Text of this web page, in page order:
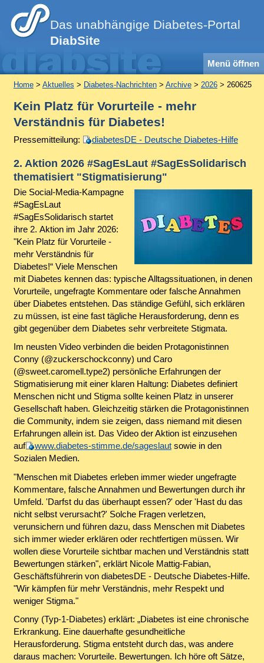
Das unabhängige Diabetes-Portal
DiabSite
Menü öffnen
Home> Aktuelles > Diabetes-Nachrichten> Archive> 2026> 260625
Kein Platz für Vorurteile - mehr
Verständnis für Diabetes!
Pressemitteilung: diabetesDE - Deutsche Diabetes-Hilfe
2. Aktion 2026 #SagEsLaut #SagEsSolidarisch
thematisiert "Stigmatisierung"
Die Social-Media-Kampagne
#SagEsLaut
#SagEsSolidarisch startet
ihre 2. Aktion im Jahr 2026:
"Kein Platz für Vorurteile -
mehr Verständnis für
Diabetes!“ Viele Menschen
mit Diabetes kennen das: typische Alltagssituationen, in denen
Vorurteile, ungefragte Kommentare oder falsche Annahmen
über Diabetes entstehen. Das ständige Gefühl, sich erklären
zu müssen, ist eine fast tägliche Herausforderung, denn es
gibt gegenüber dem Diabetes sehr verbreitete Stigmata.
Im neusten Video verbinden die beiden Protagonistinnen
Conny (@zuckerschockconny) und Caro
(@sweet.caromell.type2) persönliche Erfahrungen der
Stigmatisierung mit einer klaren Haltung: Diabetes definiert
Menschen nicht und Stigma sollte keinen Platz in unserer
Gesellschaft haben. Gleichzeitig stärken die Protagonistinnen
die Community, indem sie zeigen, dass niemand mit diesen
Erfahrungen allein ist. Das Video der Aktion ist einzusehen
auf
www.diabetes-stimme.de/sageslautsowie in den
Sozialen Medien.
"Menschen mit Diabetes erleben immer wieder ungefragte
Kommentare, falsche Annahmen und Bewertungen durch ihr
Umfeld. 'Darfst du das überhaupt essen?' oder 'Hast du das
nicht selbst verursacht?' Solche Fragen verletzen,
verunsichern und führen dazu, dass Menschen mit Diabetes
sich immer wieder erklären oder rechtfertigen müssen. Wir
wollen diese Vorurteile sichtbar machen und Verständnis statt
Bewertungen stärken", erklärt Nicole Mattig-Fabian,
Geschäftsführerin von diabetesDE - Deutsche Diabetes-Hilfe.
"Wir kämpfen für mehr Verständnis, mehr Respekt und
weniger Stigma."
Conny (Typ-1-Diabetes) erklärt: „Diabetes ist eine chronische
Erkrankung. Eine dauerhafte gesundheitliche
Herausforderung. Stigma entsteht durch das, was andere
daraus machen: Vorurteile. Bewertungen. Ich höre oft Sätze,